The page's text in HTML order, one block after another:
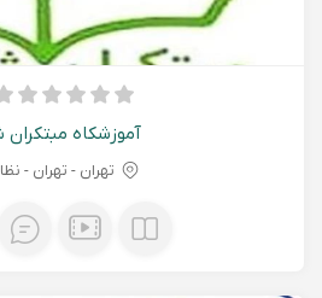
آموزشکاه
تهران - تهران -